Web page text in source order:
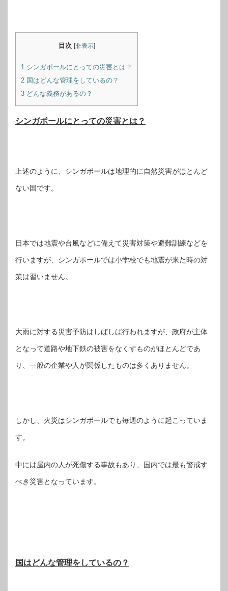
目次 [非表示]
1 シンガポールにとっての災害とは？
2 国はどんな管理をしているの？
3 どんな義務があるの？
シンガポールにとっての災害とは？
上述のように、シンガポールは地理的に自然災害がほとんど
ない国です。
日本では地震や台風などに備えて災害対策や避難訓練などを
行いますが、シンガポールでは小学校でも地震が来た時の対
策は習いません。
大雨に対する災害予防はしばしば行われますが、政府が主体
となって道路や地下鉄の被害をなくすものがほとんどであ
り、一般の企業や人が関係したものは多くありません。
しかし、火災はシンガポールでも毎週のように起こっていま
す。
中には屋内の人が死傷する事故もあり、国内では最も警戒す
べき災害となっています。
国はどんな管理をしているの？